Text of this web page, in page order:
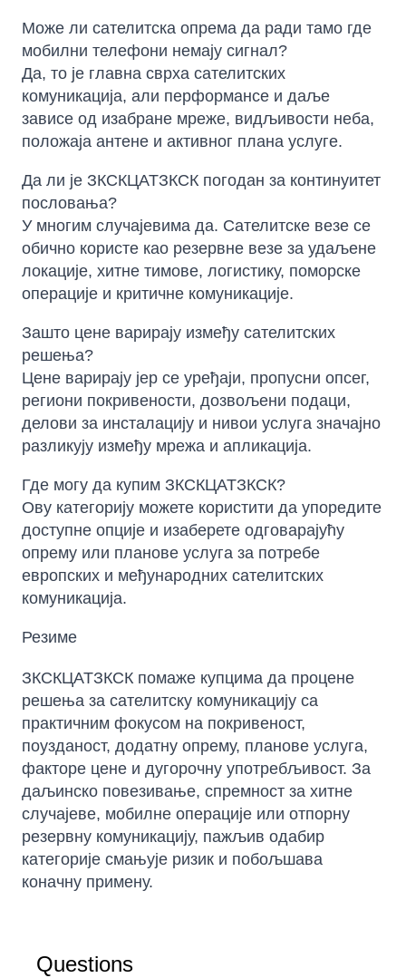
Може ли сателитска опрема да ради тамо где
мобилни телефони немају сигнал?
Да, то је главна сврха сателитских
комуникација, али перформансе и даље
зависе од изабране мреже, видљивости неба,
положаја антене и активног плана услуге.
Да ли је ЗКСКЦАТЗКСК погодан за континуитет
пословања?
У многим случајевима да. Сателитске везе се
обично користе као резервне везе за удаљене
локације, хитне тимове, логистику, поморске
операције и критичне комуникације.
Зашто цене варирају између сателитских
решења?
Цене варирају јер се уређаји, пропусни опсег,
региони покривености, дозвољени подаци,
делови за инсталацију и нивои услуга значајно
разликују између мрежа и апликација.
Где могу да купим ЗКСКЦАТЗКСК?
Ову категорију можете користити да упоредите
доступне опције и изаберете одговарајућу
опрему или планове услуга за потребе
европских и међународних сателитских
комуникација.
Резиме
ЗКСКЦАТЗКСК помаже купцима да процене
решења за сателитску комуникацију са
практичним фокусом на покривеност,
поузданост, додатну опрему, планове услуга,
факторе цене и дугорочну употребљивост. За
даљинско повезивање, спремност за хитне
случајеве, мобилне операције или отпорну
резервну комуникацију, пажљив одабир
категорије смањује ризик и побољшава
коначну примену.
Questions